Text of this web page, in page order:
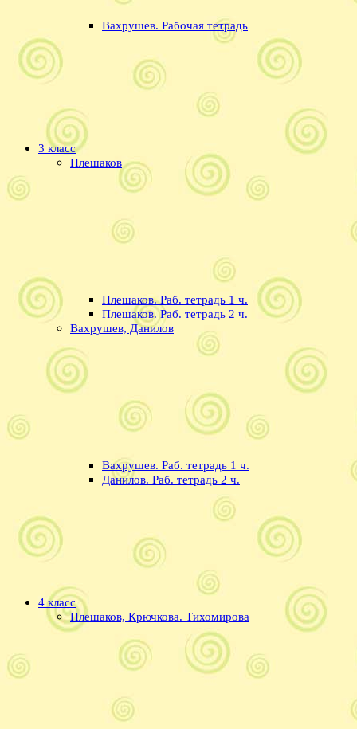
Вахрушев. Рабочая тетрадь
3 класс
Плешаков
Плешаков. Раб. тетрадь 1 ч.
Плешаков. Раб. тетрадь 2 ч.
Вахрушев, Данилов
Вахрушев. Раб. тетрадь 1 ч.
Данилов. Раб. тетрадь 2 ч.
4 класс
Плешаков, Крючкова. Тихомирова